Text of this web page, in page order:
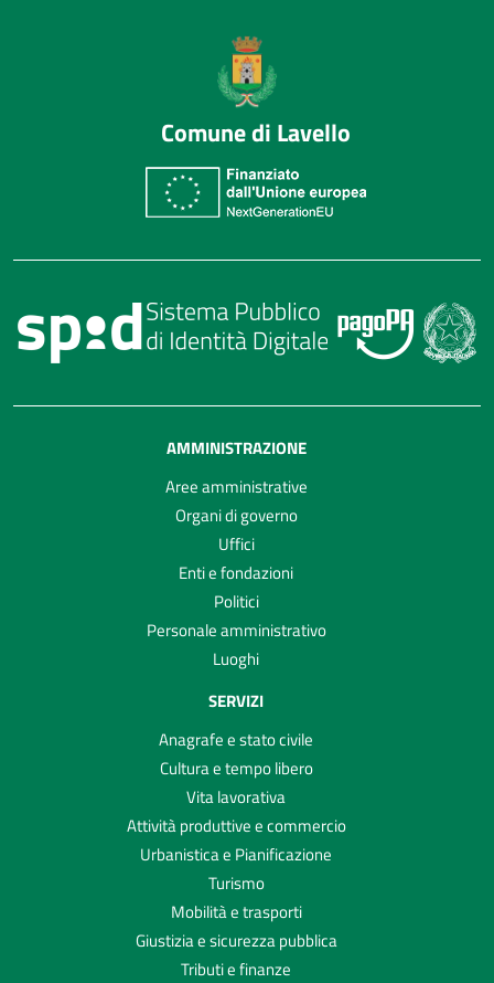
Comune di Lavello
AMMINISTRAZIONE
Aree amministrative
Organi di governo
Uffici
Enti e fondazioni
Politici
Personale amministrativo
Luoghi
SERVIZI
Anagrafe e stato civile
Cultura e tempo libero
Vita lavorativa
Attività produttive e commercio
Urbanistica e Pianificazione
Turismo
Mobilità e trasporti
Giustizia e sicurezza pubblica
Tributi e finanze